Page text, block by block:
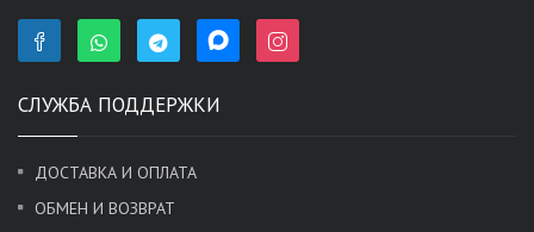
СЛУЖБА ПОДДЕРЖКИ
ДОСТАВКА И ОПЛАТА
ОБМЕН И ВОЗВРАТ